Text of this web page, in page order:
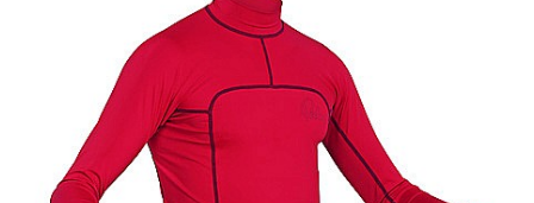
Caiace de tură și de mare
Caiace sit on top
Caiace de competiție-club
Bărci gonflabile